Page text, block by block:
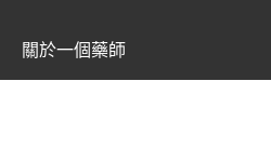
關於一個藥師